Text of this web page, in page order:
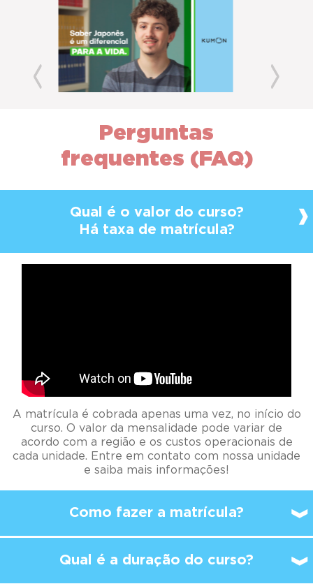
Previous
Perguntas
frequentes (FAQ)
Qual é o valor do curso?
Há taxa de matrícula?
cada unidade. Entre em contato com nossa unidade
e saiba mais informações!
Como fazer a matrícula?
Qual é a duração do curso?
possívelcomeçar a
estudar no Kumon?